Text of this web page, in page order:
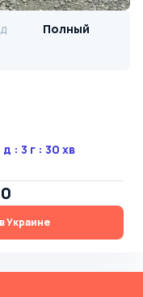
Полный
д : 3 г : 30 хв
Украине